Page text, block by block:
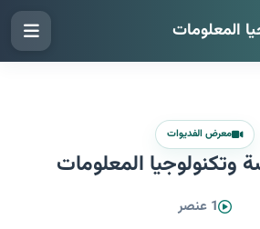
المعلومات
معرض الفديوات
وتكنولوجيا المعلومات
1 عنصر